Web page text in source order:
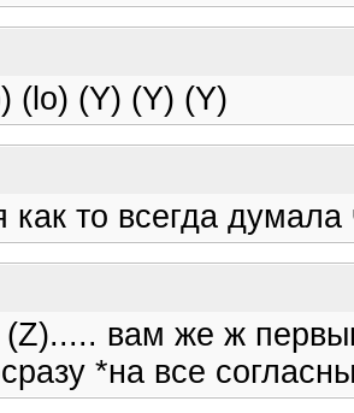
(lo) (Y) (Y) (Y)
как то всегда
вам же ж
*на все